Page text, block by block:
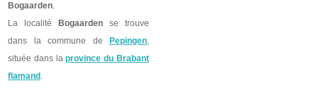
Bogaarden.
La localité
Bogaarden se trouve
dans la commune de
Pepingen,
située dans laprovince du Brabant
flamand .